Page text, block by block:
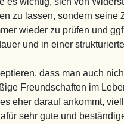
zu lassen, sondern seine
wieder zu prüfen und
und in einer
dass man auch
Freundschaften im
eher darauf ankommt,
sehr gute und